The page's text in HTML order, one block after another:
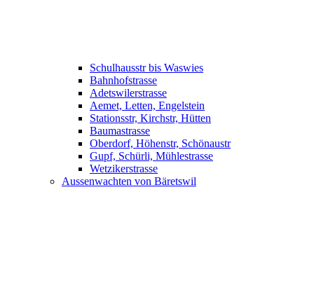
Schulhausstr bis Waswies
Bahnhofstrasse
Adetswilerstrasse
Aemet, Letten, Engelstein
Stationsstr, Kirchstr, Hütten
Baumastrasse
Oberdorf, Höhenstr, Schönaustr
Gupf, Schürli, Mühlestrasse
Wetzikerstrasse
Aussenwachten von Bäretswil